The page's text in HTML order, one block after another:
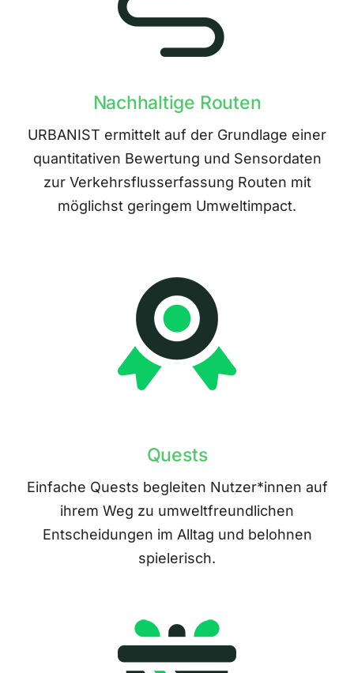
Nachhaltige Routen
URBANIST ermittelt auf der Grundlage einer
quantitativen Bewertung und Sensordaten
zur Verkehrsflusserfassung Routen mit
möglichst geringem Umweltimpact.
Quests
Einfache Quests begleiten Nutzer*innen auf
ihrem Weg zu umweltfreundlichen
Entscheidungen im Alltag und belohnen
spielerisch.